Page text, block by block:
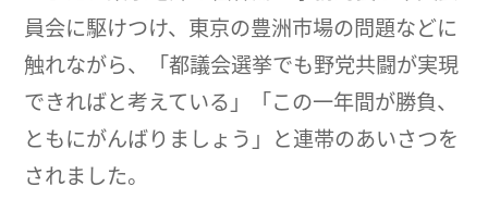
員会に駆けつけ、東京の豊洲市場の問題などに
触れながら、「都議会選挙でも野党共闘が実現
できればと考えている」「この一年間が勝負、
ともにがんばりましょう」と連帯のあいさつを
されました。